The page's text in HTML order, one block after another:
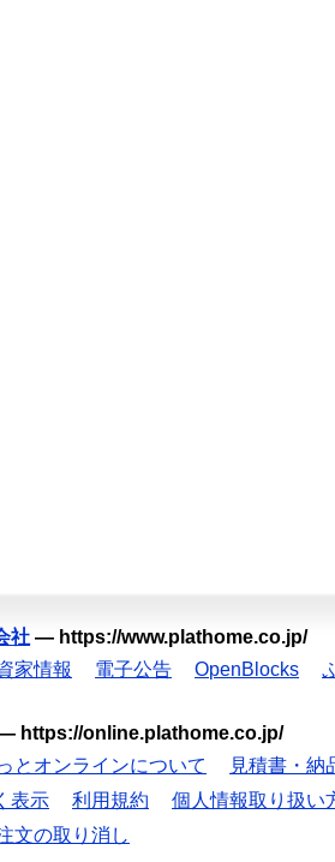
社 — https://www.plathome.co.jp/
家情報 電子公告 OpenBlocks
https://online.plathome.co.jp/
とオンラインについて 見積書・納
表示
利用規約 個人情報取り扱い
文の取り消し